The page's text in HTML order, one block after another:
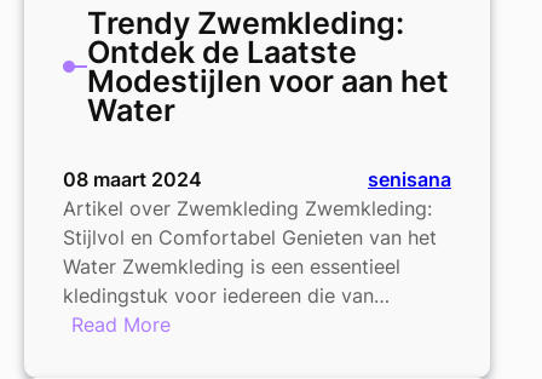
Trendy Zwemkleding:
Ontdek de Laatste
Modestijlen voor aan het
Water
08 maart 2024
senisana
Artikel over Zwemkleding Zwemkleding:
Stijlvol en Comfortabel Genieten van het
Water Zwemkleding is een essentieel
kledingstuk voor iedereen die van…
Read More: